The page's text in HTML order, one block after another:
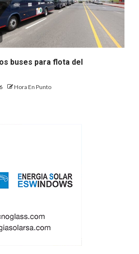
buses para flota del
Hora En Punto